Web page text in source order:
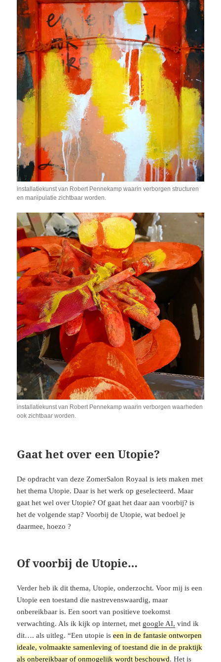
installatiekunst van Robert Pennekamp waarin verborgen structuren
en manipulatie zichtbaar worden.
installatiekunst van Robert Pennekamp waarin verborgen waarheden
ook zichtbaar worden.
Gaat het over een Utopie?
De opdracht van deze ZomerSalon Royaal is iets maken met
het thema Utopie. Daar is het werk op geselecteerd. Maar
gaat het wel over Utopie? Of gaat het daar aan voorbij? is
het de volgende stap? Voorbij de Utopie, wat bedoel je
daarmee, hoezo ?
Of voorbij de Utopie…
Verder heb ik dit thema, Utopie, onderzocht. Voor mij is een
Utopie een toestand die nastrevenswaardig, maar
onbereikbaar is. Een soort van positieve toekomst
verwachting. Als ik kijk op internet, met google AI, vind ik
dit…. als uitleg. “Een utopie iseen in de fantasie ontworpen
ideale, volmaakte samenleving of toestand die in de praktijk
als onbereikbaar of onmogelijk wordt beschouwd. Het is